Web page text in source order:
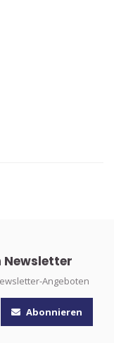
Newsletter
Angeboten
Abonnieren